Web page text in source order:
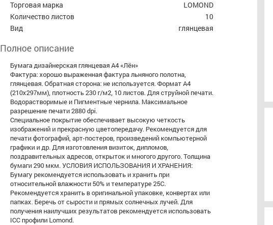
Торговая марка
LOMOND
Количество листов
10
Вид
глянцевая
Полное описание
Бумага дизайнерская глянцевая А4 «Лён»
Фактура: хорошо выраженная фактура льняного полотна,
глянцевая. Обратная сторона: не используется. Формат A4
(210x297мм), плотность 230 г/м2, 10 листов. Для струйной печати.
Водорастворимые и Пигментные чернила. Максимальное
разрешение печати 2880 dpi.
Специальное покрытие обеспечивает высокую четкость
изображений и прекрасную цветопередачу. Рекомендуется для
печати фотографий, арт-постеров, произведений компьютерной
графики и др. Для изготовления визиток, дипломов,
поздравительных адресов, открыток и многого другого. Толщина
бумаги 290 мкм. УСЛОВИЯ ИСПОЛЬЗОВАНИЯ И ХРАНЕНИЯ:
Бумагу рекомендуется использовать и хранить при
относительной влажности 50% и температуре 25С.
Рекомендуется хранить в оригинальной упаковке, конвертах или
папках. Беречь от сырости и прямых солнечных лучей. Для
получения наилучших результатов рекомендуется использовать
ICC профили Lomond.